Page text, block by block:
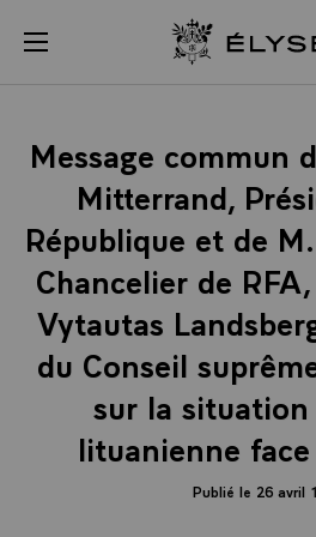
menu
Message commun
Mitterrand,
République et de
Chancelier de
Vytautas
du Conseil
sur la
lituanienne
Publié le 26 avril
Panneau de gestion des cookies